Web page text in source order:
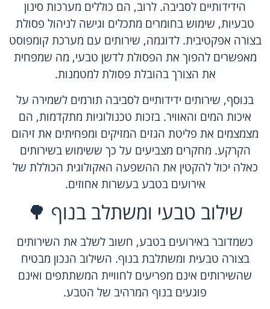
הידידותיים לסביבה. לרוב, הם כוללים מערכות סינון
טבעיות, שימוש בחומרים מתכלים וגישה לניהול פסולת
בצורה אפקטיבית. לדוגמה, שירותים עם מערכת קומפוסט
מאפשרים להפוך את הפסולת לדשן טבעי, מה שמפחית
את הצורך בהובלת פסולת למטמנות.
בנוסף, שירותים ידידותיים לסביבה תורמים לשמירה על
איכות המים והאוויר. בזכות טכנולוגיות מתקדמות, הם
מצמצמים את פליטת הגזים המזיקים ומפחיתים את זיהום
הקרקע. מחקרים מצביעים על כך ששימוש בשירותים
כאלה יכול להקטין את ההשפעה האקולוגית הכוללת של
אירועים בטבע בעשרות אחוזים.
שילוב טבעי ומשתלב בנוף 🌳
כשמדובר באירועים בטבע, חשוב לשלב את השירותים
בצורה טבעית ומשתלבת בנוף. השילוב הנכון מבטיח
שהשירותים אינם מפריעים לחוויית המשתתפים ואינם
פוגעים בנוף המרהיב של הטבע.